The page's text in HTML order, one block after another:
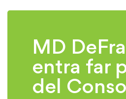
MD
entra far
del